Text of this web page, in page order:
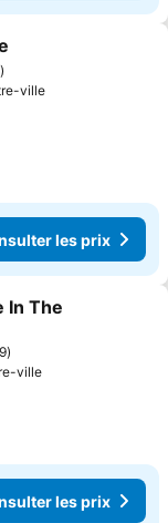
favoris
ville
les prix
favoris
In The
ville
les prix